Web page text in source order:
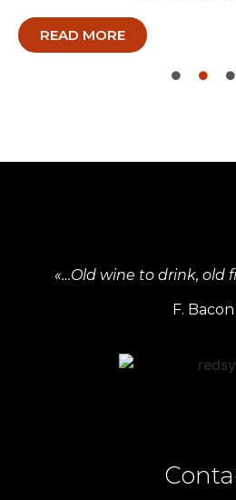
READ MORE
«…Old wine to drink, old
F. Bacon